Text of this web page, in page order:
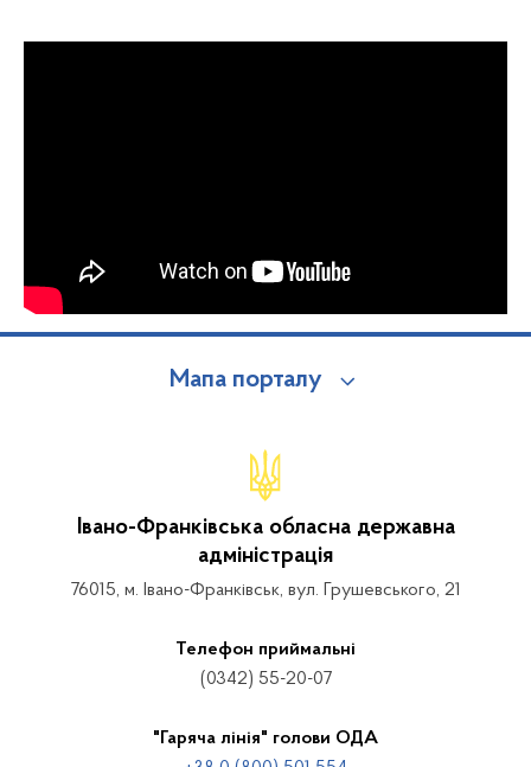
Мапа порталу
Івано-Франківська обласна державна
адміністрація
76015, м. Івано-Франківськ, вул. Грушевського, 21
Телефон приймальні
(0342) 55-20-07
"Гаряча лінія" голови ОДА